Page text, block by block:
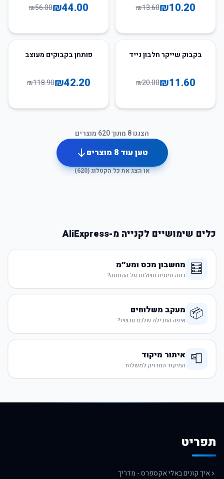
₪10.20
₪13.60
₪44.00
₪56.00
42
בקבוק שייקר חלבון נייד
₪11.60
₪20.00
65
פותחן בקבוקים מעוצב
₪42.20
₪118.90
הצגנו8 מתוך620 מוצרים
טען עוד8 מוצרים
או הצג את כל הקטלוג (620
)
כלים שימושיים לקנייה מ-AliExpress
🧮 מחשבון מכס ומע״מ
כמה מיסים תשלמו על ההזמנה?
📦 מעקב משלוחים
איפה החבילה שלכם עכשיו?
📮 איתור מיקוד
המיקוד המדויק למשלוח
תפריט
איך קונים באלי אקספרס - מדריך